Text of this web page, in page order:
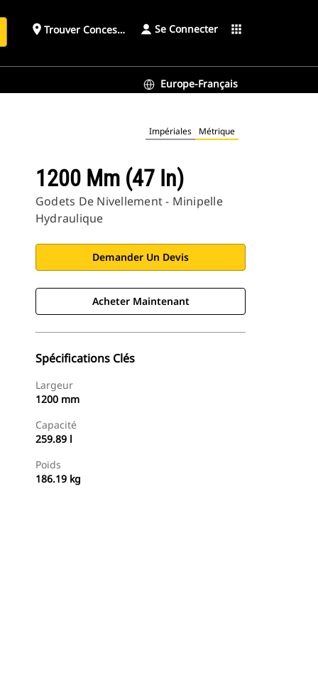
place Trouver ConcessionnaireSe Connecter apps
Europe-Français
Impériales Métrique
1200 Mm (47 In)
Godets De Nivellement - Minipelle
Hydraulique
Demander Un Devis
Acheter Maintenant
Spécifications Clés
Largeur
1200 mm
Capacité
259.89 l
Poids
186.19 kg